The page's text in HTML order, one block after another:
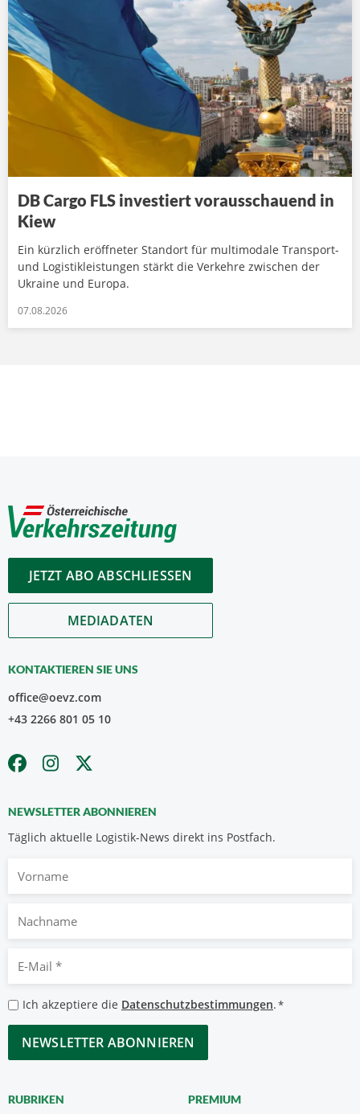
DB Cargo FLS investiert vorausschauend in
Kiew
Ein kürzlich eröffneter Standort für multimodale Transport-
und Logistikleistungen stärkt die Verkehre zwischen der
Ukraine und Europa.
07.08.2026
JETZT ABO ABSCHLIESSEN
MEDIADATEN
KONTAKTIEREN SIE UNS
office@oevz.com
+43 2266 801 05 10
NEWSLETTER ABONNIEREN
Täglich aktuelle Logistik-News direkt ins Postfach.
Nachname
Mail
*
Datenschutzbestimmungen
*
Ich akzeptiere die Datenschutzbestimmungen.*
CAPTCHA
RUBRIKEN PREMIUM